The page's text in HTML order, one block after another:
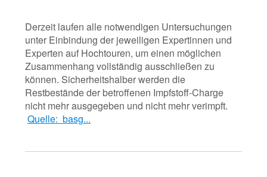
Derzeit laufen alle notwendigen Untersuchungen
unter Einbindung der jeweiligen Expertinnen und
Experten auf Hochtouren, um einen möglichen
Zusammenhang vollständig ausschließen zu
können. Sicherheitshalber werden die
Restbestände der betroffenen Impfstoff-Charge
nicht mehr ausgegeben und nicht mehr verimpft.
Quelle: basg...